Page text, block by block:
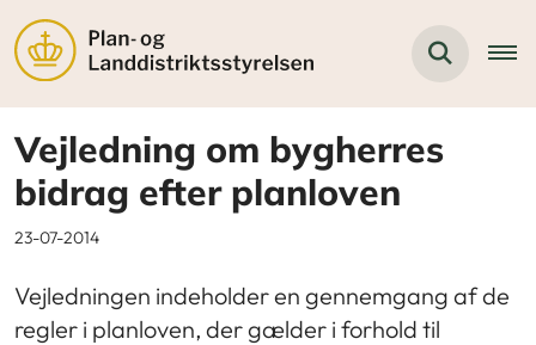
Vejledning om bygherres
bidrag efter planloven
23-07-2014
Vejledningen indeholder en gennemgang af de
regler i planloven, der gælder i forhold til